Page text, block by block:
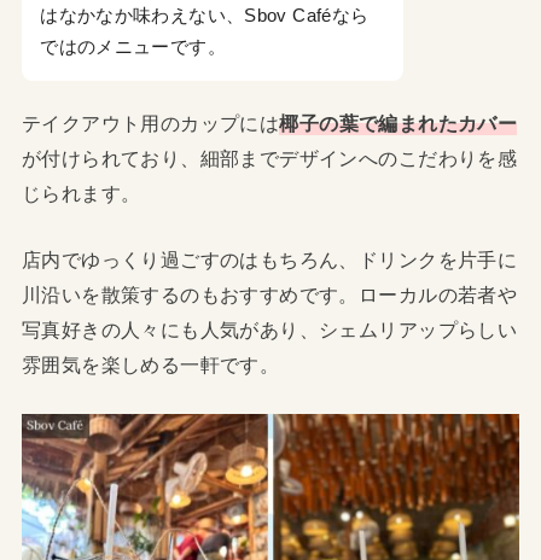
はなかなか味わえない、Sbov Caféなら
ではのメニューです。
テイクアウト用のカップには椰子の葉で編まれたカバー
が付けられており、細部までデザインへのこだわりを感
じられます。
店内でゆっくり過ごすのはもちろん、ドリンクを片手に
川沿いを散策するのもおすすめです。ローカルの若者や
写真好きの人々にも人気があり、シェムリアップらしい
雰囲気を楽しめる一軒です。